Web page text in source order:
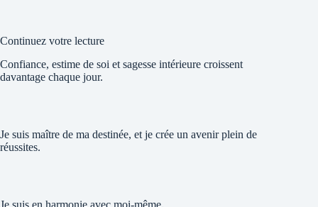
Continuez votre lecture
Confiance, estime de soi et sagesse intérieure croissent
davantage chaque jour.
Je suis maître de ma destinée, et je crée un avenir plein de
réussites.
Je suis en harmonie avec moi-même.